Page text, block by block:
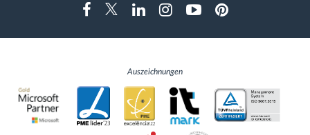
FacebookTwitterLinkedinInstragramYoutubePinterest
Auszeichnungen